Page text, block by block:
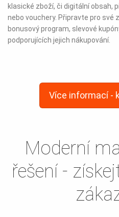
klasické zboží, či digitální obsah,
nebo vouchery. Připravte pro své
bonusový program, slevové
podporujících jejich nákupování.
Více informací -
Moderní
řešení -